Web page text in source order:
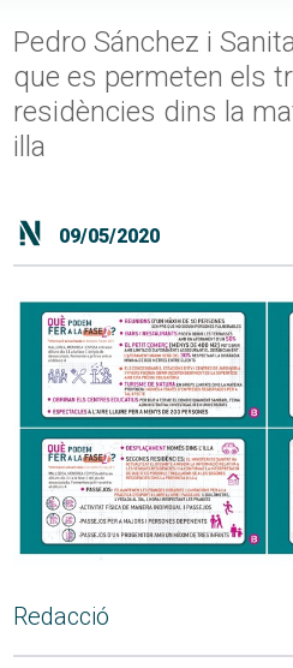
Pedro Sánchez i
que es permeten els
residències dins la
illa
09/05/2020
Redacció